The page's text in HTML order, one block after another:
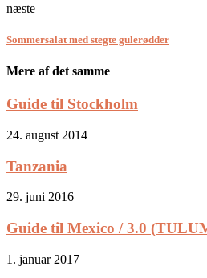
næste
Sommersalat med stegte gulerødder
Mere af det samme
Guide til Stockholm
24. august 2014
Tanzania
29. juni 2016
Guide til Mexico / 3.0
1. januar 2017